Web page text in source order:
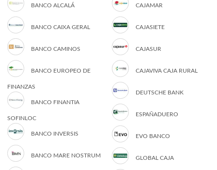
BANCO ALCALÁ
BANCO CAIXA GERAL
BANCO CAMINOS
BANCO EUROPEO DE
FINANZAS
BANCO FINANTIA
SOFINLOC
BANCO INVERSIS
BANCO MARE NOSTRUM
CAJAMAR
CAJASIETE
CAJASUR
CAJAVIVA CAJA RURAL
DEUTSCHE BANK
ESPAÑADUERO
EVO BANCO
GLOBAL CAJA